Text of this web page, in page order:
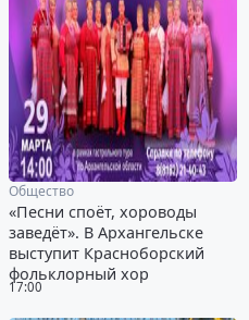
17:00
Общество
«Песни споёт, хороводы
заведёт». В Архангельске
выступит Красноборский
фольклорный хор